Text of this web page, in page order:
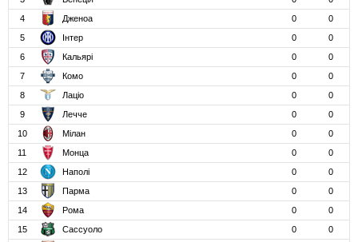
4
Дженоа 0
0
5
Інтер 0
0
6
Кальярі 0
0
7
Комо 0
0
8
Лаціо 0
0
9
Лечче 0
0
10
Мілан 0
0
11
Монца 0
0
12
Наполі 0
0
13
Парма 0
0
14
Рома 0
0
15
Сассуоло 0
0